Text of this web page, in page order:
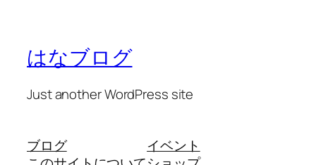
はなブログ
Just another WordPress site
ブログ
イベント